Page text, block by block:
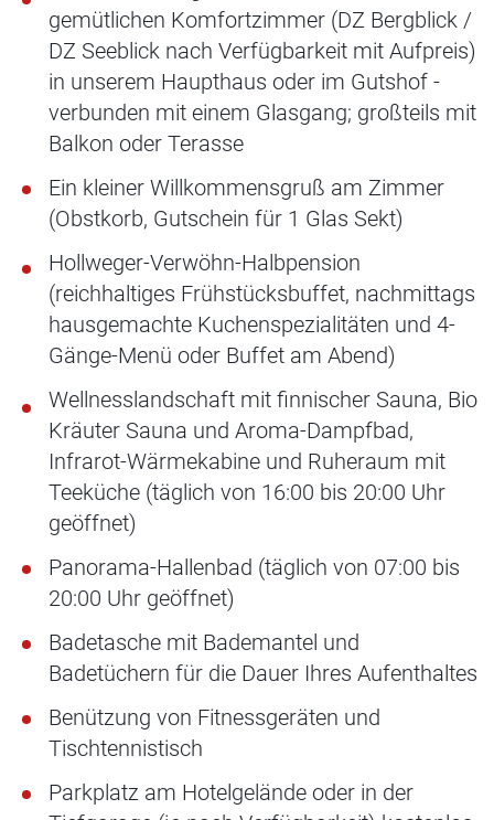
gemütlichen Komfortzimmer (DZ Bergblick /
DZ Seeblick nach Verfügbarkeit mit Aufpreis)
in unserem Haupthaus oder im Gutshof -
verbunden mit einem Glasgang; großteils mit
Balkon oder Terasse
Ein kleiner Willkommensgruß am Zimmer
(Obstkorb, Gutschein für 1 Glas Sekt)
Hollweger-Verwöhn-Halbpension
(reichhaltiges Frühstücksbuffet, nachmittags
hausgemachte Kuchenspezialitäten und 4-
Gänge-Menü oder Buffet am Abend)
Wellnesslandschaft mit finnischer Sauna, Bio
Kräuter Sauna und Aroma-Dampfbad,
Infrarot-Wärmekabine und Ruheraum mit
Teeküche (täglich von 16:00 bis 20:00 Uhr
geöffnet)
Panorama-Hallenbad (täglich von 07:00 bis
20:00 Uhr geöffnet)
Badetasche mit Bademantel und
Badetüchern für die Dauer Ihres Aufenthaltes
Benützung von Fitnessgeräten und
Tischtennistisch
Parkplatz am Hotelgelände oder in der